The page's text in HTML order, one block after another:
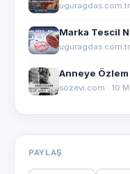
uguragdas.com.tr
Marka Tescil
uguragdas.com.tr
Anneye
sozevi.com · 10
PAYLAŞ